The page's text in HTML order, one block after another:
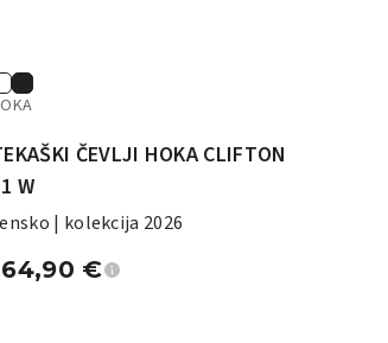
ČEVLJI HOKA CLIFTON
W
| kolekcija 2026
€